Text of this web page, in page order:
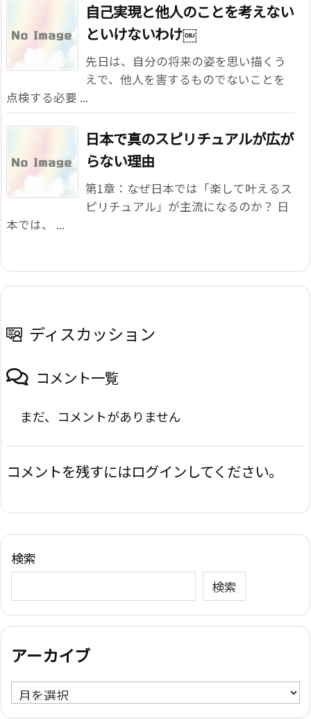
自己実現と他人のことを考えない
といけないわけ￼
先日は、自分の将来の姿を思い描くう
えで、他人を害するものでないことを
点検する必要 ...
日本で真のスピリチュアルが広が
らない理由
第1章：なぜ日本では「楽して叶えるス
ピリチュアル」が主流になるのか？ 日
本では、 ...
ディスカッション
コメント一覧
まだ、コメントがありません
コメントを残すにはログインしてください。
検索
検索
アーカイブ
ア
ー